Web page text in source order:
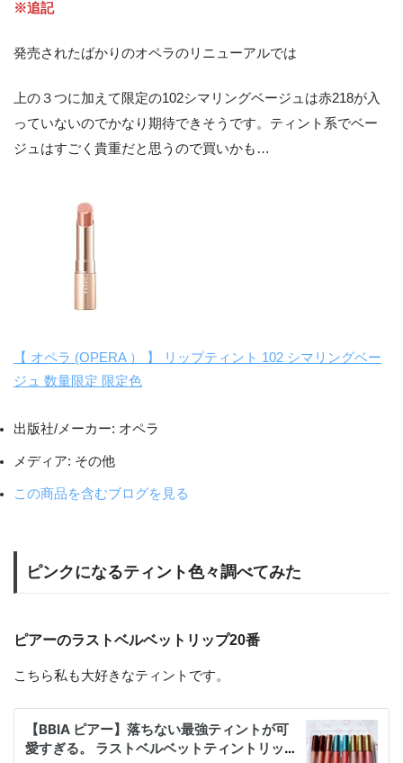
※追記
発売されたばかりのオペラのリニューアルでは
上の３つに加えて限定の102シマリングベージュは赤218が入
っていないのでかなり期待できそうです。ティント系でベー
ジュはすごく貴重だと思うので買いかも…
【 オペラ (OPERA ） 】 リップティント 102 シマリングベー
ジュ 数量限定 限定色
出版社/メーカー: オペラ
メディア: その他
この商品を含むブログを見る
ピンクになるティント色々調べてみた
ピアーのラストベルベットリップ20番
こちら私も大好きなティントです。